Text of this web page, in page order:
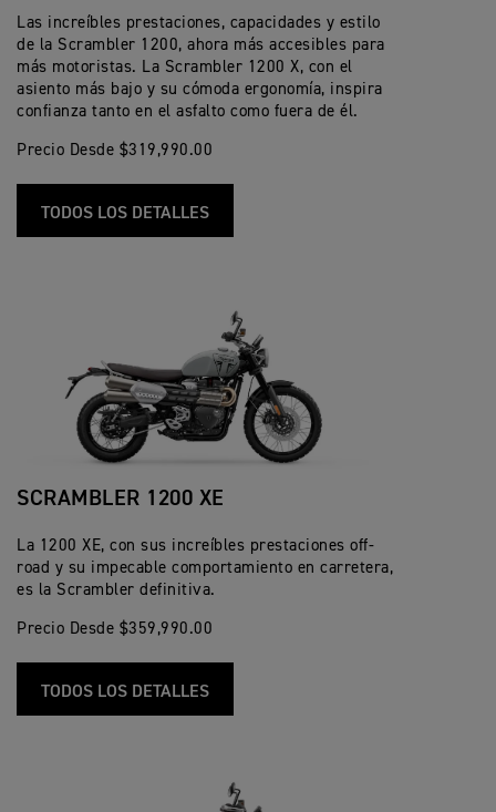
Las increíbles prestaciones, capacidades y estilo
de la Scrambler 1200, ahora más accesibles para
más motoristas. La Scrambler 1200 X, con el
asiento más bajo y su cómoda ergonomía, inspira
confianza tanto en el asfalto como fuera de él.
Precio Desde $319,990.00
TODOS LOS DETALLES
SCRAMBLER 1200 XE
La 1200 XE, con sus increíbles prestaciones off-
road y su impecable comportamiento en carretera,
es la Scrambler definitiva.
Precio Desde $359,990.00
TODOS LOS DETALLES